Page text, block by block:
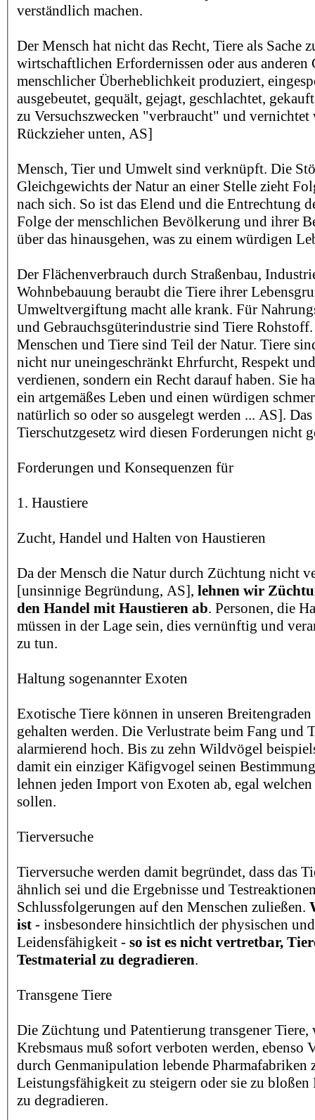
verständlich machen.
Der Mensch hat nicht das Recht, Tiere als Sache
wirtschaftlichen Erfordernissen oder aus
menschlicher Überheblichkeit produziert,
ausgebeutet, gequält, gejagt, geschlachtet,
zu Versuchszwecken "verbraucht" und vernichtet
Rückzieher unten, AS]
Mensch, Tier und Umwelt sind verknüpft. Die
Gleichgewichts der Natur an einer Stelle zieht
nach sich. So ist das Elend und die Entrechtung
Folge der menschlichen Bevölkerung und ihrer
über das hinausgehen, was zu einem würdigen
Der Flächenverbrauch durch Straßenbau,
Wohnbebauung beraubt die Tiere ihrer
Umweltvergiftung macht alle krank. Für
und Gebrauchsgüterindustrie sind Tiere
Menschen und Tiere sind Teil der Natur. Tiere
nicht nur uneingeschränkt Ehrfurcht, Respekt
verdienen, sondern ein Recht darauf haben. Sie
ein artgemäßes Leben und einen würdigen
natürlich so oder so ausgelegt werden ... AS].
Tierschutzgesetz wird diesen Forderungen nicht
Forderungen und Konsequenzen für
1. Haustiere
Zucht, Handel und Halten von Haustieren
Da der Mensch die Natur durch Züchtung nicht
[unsinnige Begründung, AS], lehnen wir
den Handel mit Haustieren ab. Personen, die
müssen in der Lage sein, dies vernünftig und
zu tun.
Haltung sogenannter Exoten
Exotische Tiere können in unseren
gehalten werden. Die Verlustrate beim Fang und
alarmierend hoch. Bis zu zehn Wildvögel
damit ein einziger Käfigvogel seinen
lehnen jeden Import von Exoten ab, egal
sollen.
Tierversuche
Tierversuche werden damit begründet, dass das
ähnlich sei und die Ergebnisse und
Schlussfolgerungen auf den Menschen zuließen.
ist - insbesondere hinsichtlich der physischen
Leidensfähigkeit - so ist es nicht vertretbar,
Testmaterial zu degradieren.
Transgene Tiere
Die Züchtung und Patentierung transgener Tiere,
Krebsmaus muß sofort verboten werden, ebenso
durch Genmanipulation lebende Pharmafabriken
Leistungsfähigkeit zu steigern oder sie zu bloßen
zu degradieren.